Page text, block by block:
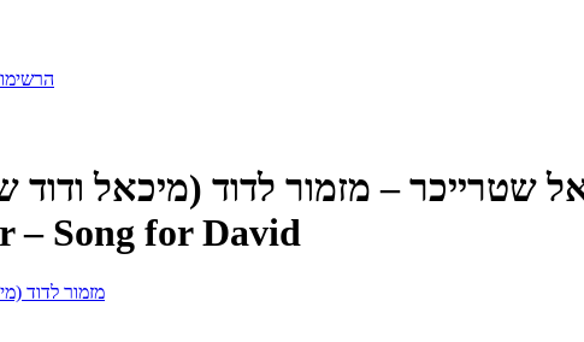
שטרייכר – מזמור לדוד (מיכאל ודוד
– Song for David